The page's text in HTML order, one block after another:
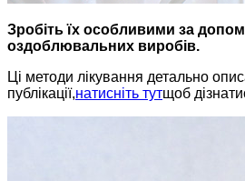
Зробіть їх особливими за
оздоблювальних виробів.
Ці методи лікування детально
публікації,натисніть тутщоб